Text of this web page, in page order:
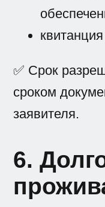
✅ Срок
сроком
заявителя.
6.